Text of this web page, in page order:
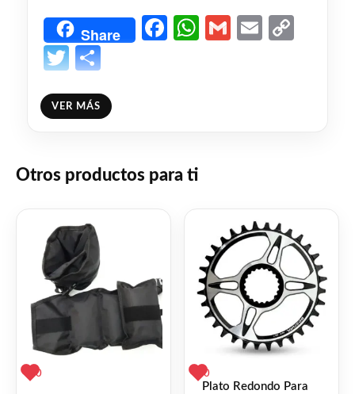
Share Facebook
WhatsApp
GmailEmail
Twitter
❤ME GUSTA
VER MÁS
Otros productos para ti
0 0
Plato Redondo Para